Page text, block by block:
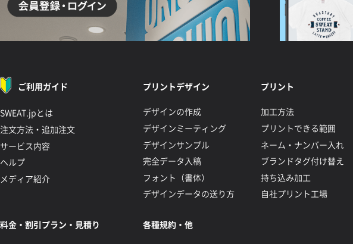
ご利用ガイド
SWEAT.jpとは
注文方法・追加注文
サービス内容
ヘルプ
メディア紹介
プリントデザイン
デザインの作成
デザインミーティング
デザインサンプル
完全データ入稿
フォント（書体）
デザインデータの送り方
プリント
加工方法
プリントできる範囲
ネーム・ナンバー入れ
ブランドタグ付け替え
持ち込み加工
自社プリント工場
料金・割引プラン・見積り 各種規約・他